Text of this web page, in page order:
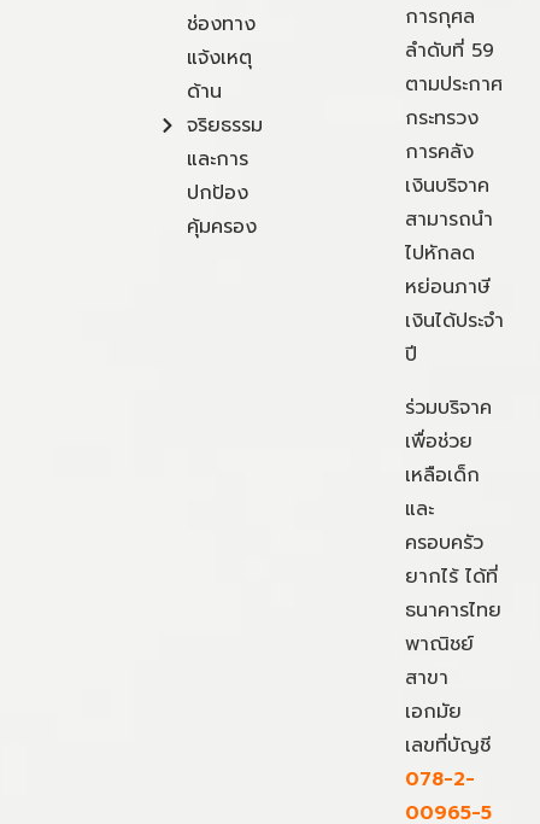
ช่องทาง
แจ้งเหตุ
ด้าน
จริยธรรม
และการ
ปกป้อง
คุ้มครอง
การกุศล
ลำดับที่ 59
ตามประกาศ
กระทรวง
การคลัง
เงินบริจาค
สามารถนำ
ไปหักลด
หย่อนภาษี
เงินได้ประจำ
ปี
ร่วมบริจาค
เพื่อช่วย
เหลือเด็ก
และ
ครอบครัว
ยากไร้ ได้ที่
ธนาคารไทย
พาณิชย์
สาขา
เอกมัย
เลขที่บัญชี
078-2-
00965-5